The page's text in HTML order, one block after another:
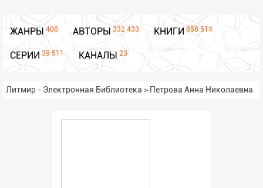
ЖАНРЫ 406 АВТОРЫ 332 433 КНИГИ 858 514
СЕРИИ 39 511 КАНАЛЫ 23
Литмир - Электронная Библиотека > Петрова Анна Николаевна